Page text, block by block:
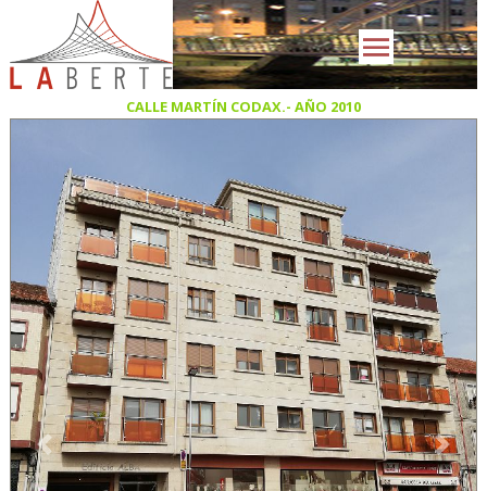
CALLE MARTÍN CODAX.- AÑO 2010
Previous Next